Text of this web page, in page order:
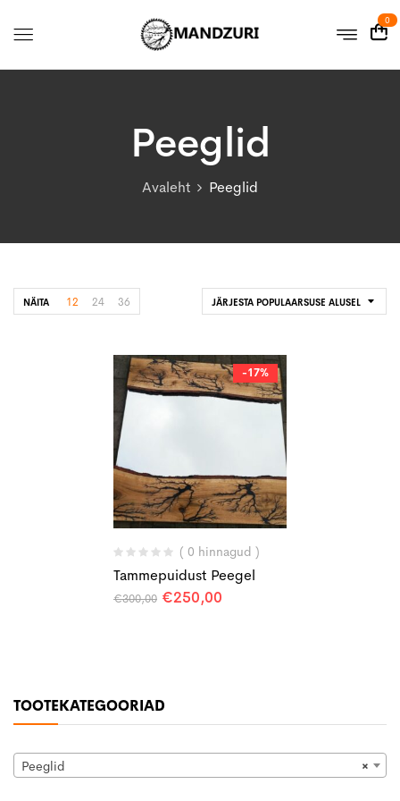
0
Peeglid
Avaleht Peeglid
TOOTEKATEGOORIAD
×
Peeglid
JÄRJESTA POPULAARSUSE ALUSEL
NÄITA 12 24 36
-17%
( 0 hinnagud )
Tammepuidust Peegel
€300,00 Algne
€250,00